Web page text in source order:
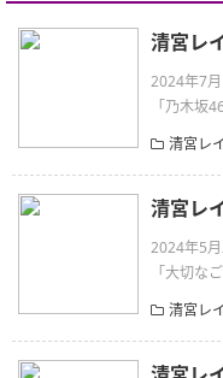
清宮レ
2024年7
「乃木坂
清宮レイ
清宮レ
2024年5
「大切な
清宮レイ